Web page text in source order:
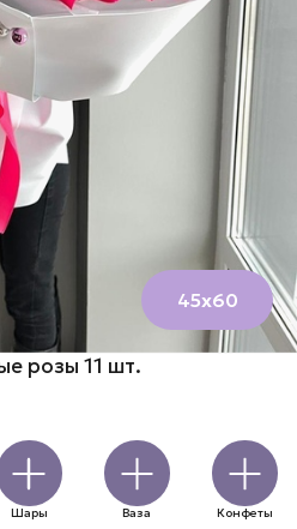
45х60
розы 11 шт.
Шары Ваза Конфеты